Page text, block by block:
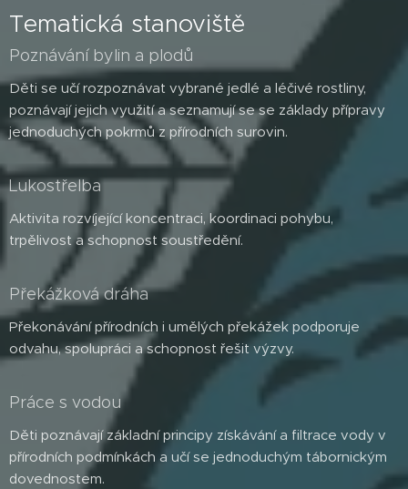
Tematická stanoviště
Poznávání bylin a plodů
Děti se učí rozpoznávat vybrané jedlé a léčivé rostliny,
poznávají jejich využití a seznamují se se základy přípravy
jednoduchých pokrmů z přírodních surovin.
Lukostřelba
Aktivita rozvíjející koncentraci, koordinaci pohybu,
trpělivost a schopnost soustředění.
Překážková dráha
Překonávání přírodních i umělých překážek podporuje
odvahu, spolupráci a schopnost řešit výzvy.
Práce s vodou
Děti poznávají základní principy získávání a filtrace vody v
přírodních podmínkách a učí se jednoduchým tábornickým
dovednostem.